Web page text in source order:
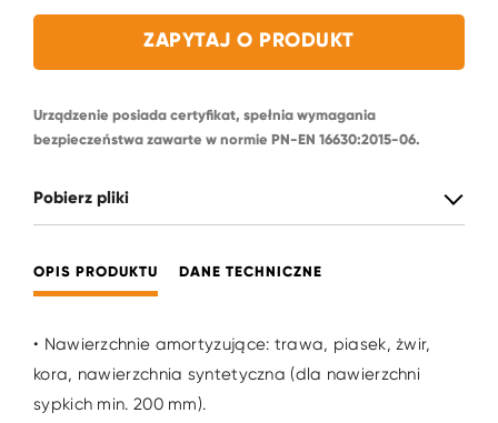
ZAPYTAJ O PRODUKT
Urządzenie posiada certyfikat, spełnia wymagania
bezpieczeństwa zawarte w normie PN-EN 16630:2015-06.
Pobierz pliki
OPIS PRODUKTU DANE TECHNICZNE
• Nawierzchnie amortyzujące: trawa, piasek, żwir,
kora, nawierzchnia syntetyczna (dla nawierzchni
sypkich min. 200 mm).